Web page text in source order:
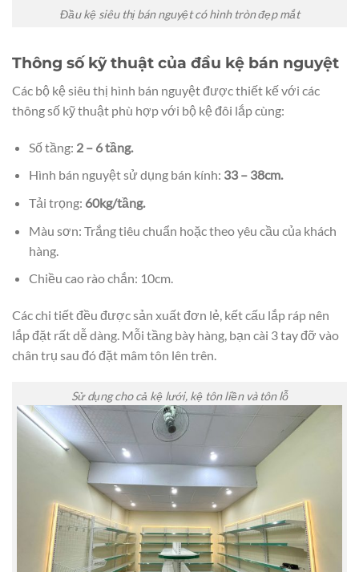
Đầu kệ siêu thị bán nguyệt có hình tròn đẹp mắt
Thông số kỹ thuật của đầu kệ bán nguyệt
Các bộ kệ siêu thị hình bán nguyệt được thiết kế với các
thông số kỹ thuật phù hợp với bộ kệ đôi lắp cùng:
Số tầng: 2 – 6 tầng.
Hình bán nguyệt sử dụng bán kính: 33 – 38cm.
Tải trọng: 60kg/tầng.
Màu sơn: Trắng tiêu chuẩn hoặc theo yêu cầu của khách
hàng.
Chiều cao rào chắn: 10cm.
Các chi tiết đều được sản xuất đơn lẻ, kết cấu lắp ráp nên
lắp đặt rất dễ dàng. Mỗi tầng bày hàng, bạn cài 3 tay đỡ vào
chân trụ sau đó đặt mâm tôn lên trên.
Sử dụng cho cả kệ lưới, kệ tôn liền và tôn lỗ